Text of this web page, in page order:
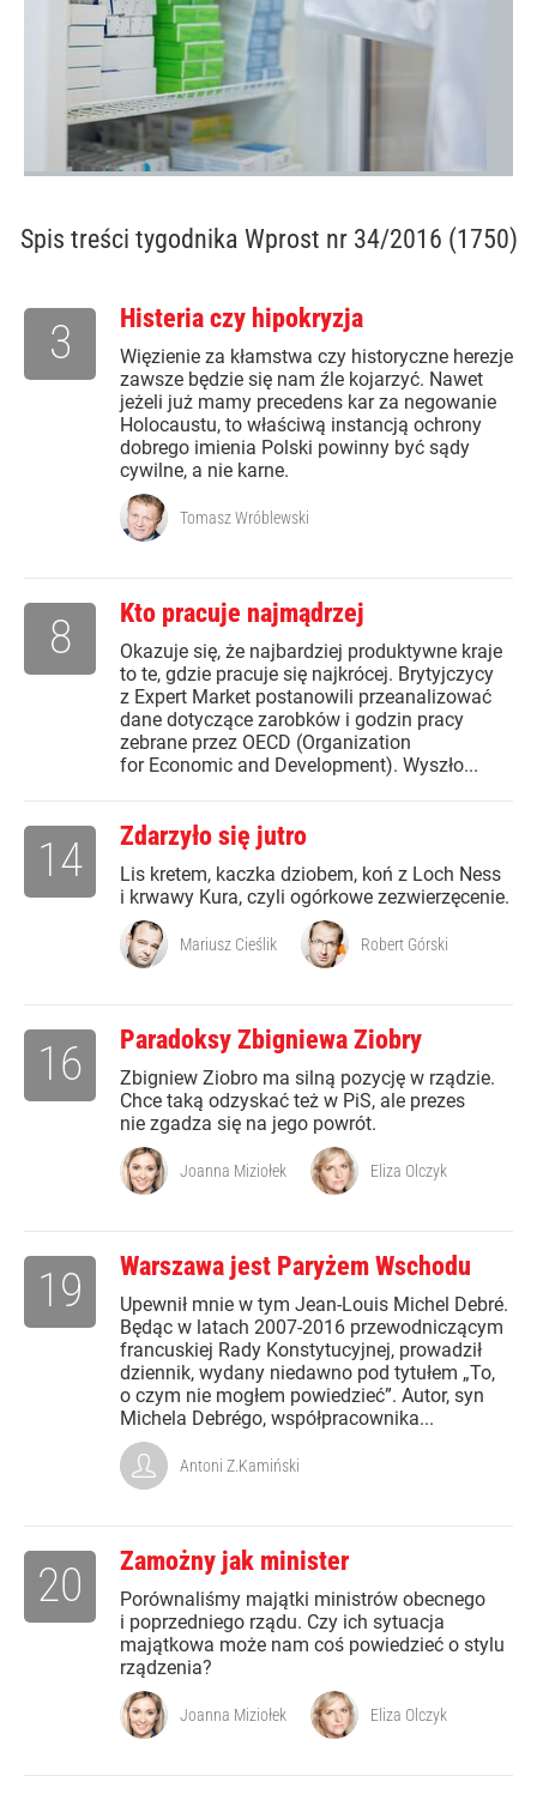
Spis treści tygodnika Wprost nr 34/2016 (1750)
Histeria czy hipokryzja
Więzienie za kłamstwa czy historyczne herezje
zawsze będzie się nam źle kojarzyć. Nawet
jeżeli już mamy precedens kar za negowanie
Holocaustu, to właściwą instancją ochrony
dobrego imienia Polski powinny być sądy
cywilne, a nie karne.
3
Tomasz Wróblewski
Kto pracuje najmądrzej
Okazuje się, że najbardziej produktywne kraje
to te, gdzie pracuje się najkrócej. Brytyjczycy
z Expert Market postanowili przeanalizować
dane dotyczące zarobków i godzin pracy
zebrane przez OECD (Organization
for Economic and Development). Wyszło...
8
Zdarzyło się jutro
Lis kretem, kaczka dziobem, koń z Loch Ness
i krwawy Kura, czyli ogórkowe zezwierzęcenie.
14
Mariusz Cieślik Robert Górski
Paradoksy Zbigniewa Ziobry
Zbigniew Ziobro ma silną pozycję w rządzie.
Chce taką odzyskać też w PiS, ale prezes
nie zgadza się na jego powrót.
16
Joanna Miziołek Eliza Olczyk
Warszawa jest Paryżem Wschodu
Upewnił mnie w tym Jean-Louis Michel Debré.
Będąc w latach 2007-2016 przewodniczącym
francuskiej Rady Konstytucyjnej, prowadził
dziennik, wydany niedawno pod tytułem „To,
o czym nie mogłem powiedzieć”. Autor, syn
Michela Debrégo, współpracownika...
19
Antoni Z.Kamiński
Zamożny jak minister
Porównaliśmy majątki ministrów obecnego
i poprzedniego rządu. Czy ich sytuacja
majątkowa może nam coś powiedzieć o stylu
rządzenia?
20
Joanna Miziołek Eliza Olczyk